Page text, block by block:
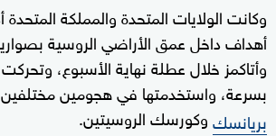
وكانت الولايات المتحدة والمملكة
أهداف داخل عمق الأراضي الروسية
وأتاكمز خلال عطلة نهاية الأسبوع، وتحركت
بسرعة، واستخدمتها في هجومين
بريانسكوكورسك الروسيتين.